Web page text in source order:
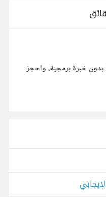
خبرة برمجية، واحجز